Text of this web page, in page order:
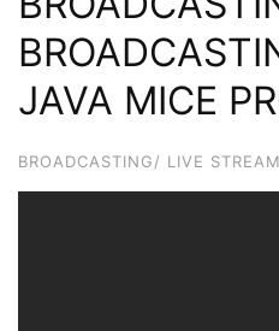
JAVA MICE
BROADCASTING/ LIVE